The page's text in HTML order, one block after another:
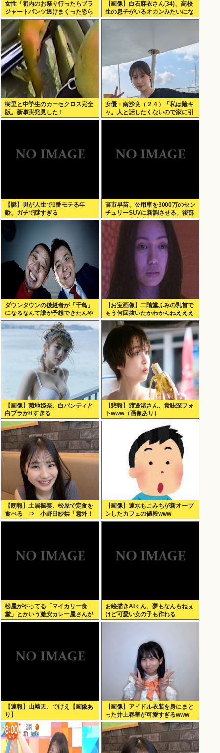
女性「都内のお祭り行ったらブラ
ジャートパンツ透けまくった恐ら
くSHEINで買ったペラペラの浴衣
着てる女の子がいる」
【画像】白石麻衣さん(34)、高校
生の息子がいるオカンみたいにな
ってしまう
樹里と中学生のカーセクロス完全
版。新事実発見した！
女優・南沙良（２４）「私は陰キ
ャ。人と話したくないので家に引
きこもってPCでアニメを観てい
【謎】男が人生で1番モテる年
齢、ガチで謎すぎる
高市早苗、公用車を3000万のセン
チュリーSUVに新調させる。後部
ガラスは車中喫煙を撮らせないた
めの特殊仕様に
ダウンタウンの後継者が「千鳥」
になるなんて誰が予想できたんや
【お宝画像】二階堂ふみの乳首で
もう何回抜いたかわかんねえええ
えええ
【画像】菊地姫奈、白パンティと
白ブラがHすぎる
【悲報】渡邊渚さん、意味深フォ
トwww（画像あり）
【朗報】土居楓奏、松屋で定食を
食べる ⇒ 小野田紗栞「意外！
親近感持った」
【画像】速水もこみちが新オープ
ンしたカフェの値段www
松屋がやってる「マイカリー食
堂」とかいう激安カレー屋さんが
こちらwww
お絵描きAIくん、夢もなんもねぇ
けど可愛い女の子も作れる
【速報】山﨑天、でけえ【画像あ
り】
【画像】アイドル衣装を身にまと
った井上春華が可愛すぎるwww